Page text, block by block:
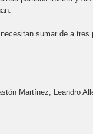
sumar de a
Martínez, Leandro